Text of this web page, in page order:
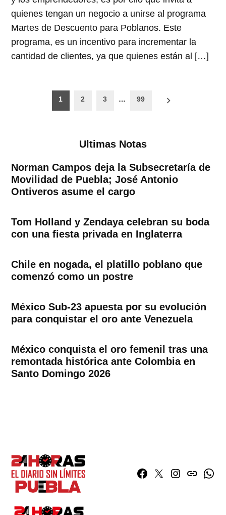
quienes tengan un negocio a unirse al programa
Martes de Descuento para Poblanos. Este
programa, es un incentivo para incrementar la
cantidad de clientes, ya que quienes están al […]
Paginación
1 2 3 … 99
Ultimas Notas
Norman Campos deja la Subsecretaría de
Movilidad de Puebla; José Antonio
Ontiveros asume el cargo
Tom Holland y Zendaya celebran su boda
con una fiesta privada en Inglaterra
Chile en nogada, el platillo poblano que
comenzó como un postre
México Sub-23 apuesta por su evolución
para conquistar el oro ante Venezuela
México conquista el oro femenil tras una
remontada histórica ante Colombia en
Santo Domingo 2026
Facebook
TwitterInstagram
issuu